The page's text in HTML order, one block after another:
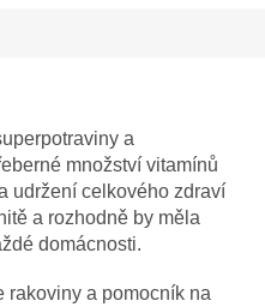
a
množství vitamínů
udržení celkového zdraví
a rozhodně by měla
domácnosti.
rakoviny a pomocník na